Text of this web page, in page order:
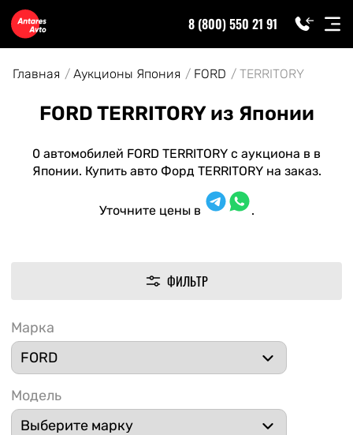
8 (800) 550 21 91
Главная Аукционы Япония FORD TERRITORY
FORD TERRITORY из Японии
0 автомобилей FORD TERRITORY с аукциона в в
Японии. Купить авто Форд TERRITORY на заказ.
Уточните цены в .
ФИЛЬТР
Марка
Модель